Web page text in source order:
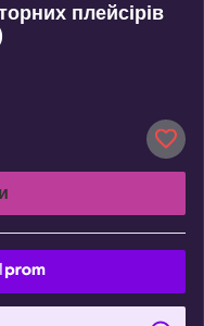
плейсірів